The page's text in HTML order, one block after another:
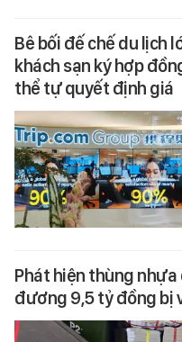
Bê bối đế chế du lịch
khách sạn ký hợp
thể tự quyết định giá
Phát hiện thùng
đương 9,5 tỷ đồng bị